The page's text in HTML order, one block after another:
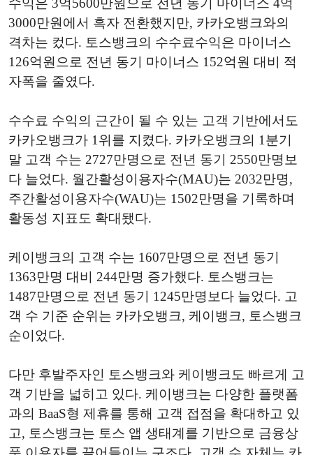
수익은 3억5600만원으로 전년 동기 마이너스 4억
3000만원에서 흑자 전환했지만, 카카오뱅크와의
격차는 컸다. 토스뱅크의 수수료수익은 마이너스
126억원으로 전년 동기 마이너스 152억원 대비 적
자폭을 줄였다.
수수료 수익의 근간이 될 수 있는 고객 기반에서도
카카오뱅크가 1위를 지켰다. 카카오뱅크의 1분기
말 고객 수는 2727만명으로 전년 동기 2550만명보
다 늘었다. 월간활성이용자수(MAU)는 2032만명,
주간활성이용자수(WAU)는 1502만명을 기록하며
활동성 지표도 확대됐다.
케이뱅크의 고객 수는 1607만명으로 전년 동기
1363만명 대비 244만명 증가했다. 토스뱅크는
1487만명으로 전년 동기 1245만명보다 늘었다. 고
객 수 기준 순위는 카카오뱅크, 케이뱅크, 토스뱅크
순이었다.
다만 후발주자인 토스뱅크와 케이뱅크도 빠르게 고
객 기반을 넓히고 있다. 케이뱅크는 다양한 플랫폼
과의 BaaS형 제휴를 통해 고객 접점을 확대하고 있
고, 토스뱅크는 토스 앱 생태계를 기반으로 금융상